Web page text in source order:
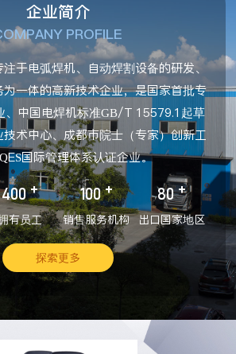
企业简介
PROFILE
于电弧焊机、自动焊割设备的研发、
一体的高新技术企业，是国家首批专
、中国电焊机标准GB/T 15579.1起草
术中心、成都市院士（专家）创新工
国际管理体系认证企业。
400 +
有员工
100 +
销售服务机构
80 +
出口国家地区
探索更多